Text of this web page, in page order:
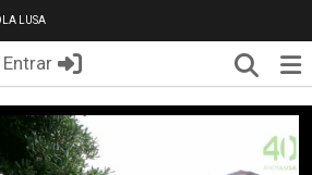
LUSA
Entrar